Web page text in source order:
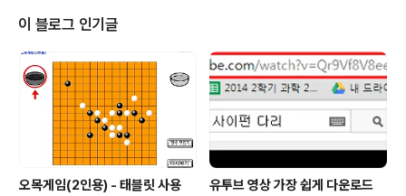
이 블로그 인기글
오목게임(2인용) - 태블릿 사용
유투브 영상 가장 쉽게 다운로드